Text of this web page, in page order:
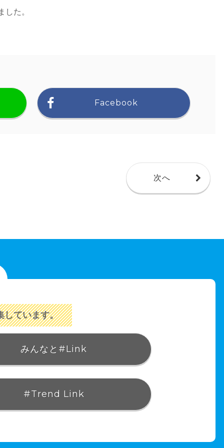
た。
Facebook
次へ
しています。
みんなと#Link
#Trend Link